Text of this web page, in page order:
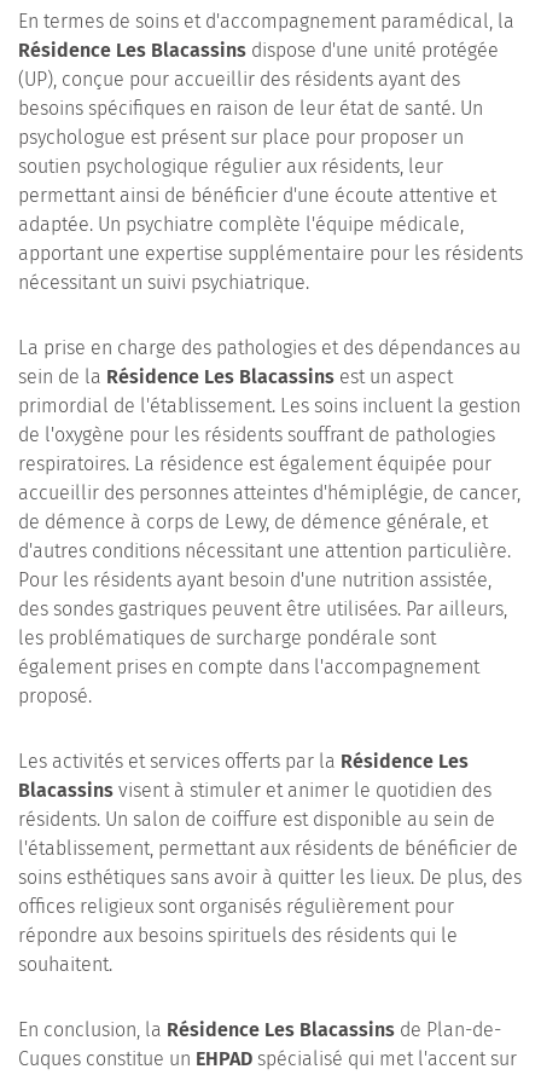
En termes de soins et d'accompagnement paramédical, la
Résidence Les Blacassins dispose d'une unité protégée
(UP), conçue pour accueillir des résidents ayant des
besoins spécifiques en raison de leur état de santé. Un
psychologue est présent sur place pour proposer un
soutien psychologique régulier aux résidents, leur
permettant ainsi de bénéficier d'une écoute attentive et
adaptée. Un psychiatre complète l'équipe médicale,
apportant une expertise supplémentaire pour les résidents
nécessitant un suivi psychiatrique.
La prise en charge des pathologies et des dépendances au
sein de la Résidence Les Blacassins est un aspect
primordial de l'établissement. Les soins incluent la gestion
de l'oxygène pour les résidents souffrant de pathologies
respiratoires. La résidence est également équipée pour
accueillir des personnes atteintes d'hémiplégie, de cancer,
de démence à corps de Lewy, de démence générale, et
d'autres conditions nécessitant une attention particulière.
Pour les résidents ayant besoin d'une nutrition assistée,
des sondes gastriques peuvent être utilisées. Par ailleurs,
les problématiques de surcharge pondérale sont
également prises en compte dans l'accompagnement
proposé.
Les activités et services offerts par la Résidence Les
Blacassins visent à stimuler et animer le quotidien des
résidents. Un salon de coiffure est disponible au sein de
l'établissement, permettant aux résidents de bénéficier de
soins esthétiques sans avoir à quitter les lieux. De plus, des
offices religieux sont organisés régulièrement pour
répondre aux besoins spirituels des résidents qui le
souhaitent.
En conclusion, la Résidence Les Blacassins de Plan-de-
Cuques constitue un EHPAD spécialisé qui met l'accent sur